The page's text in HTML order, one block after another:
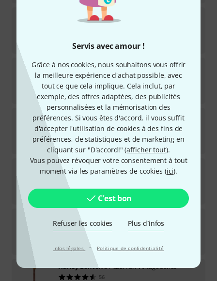
Servis avec amour !
Grâce à nos cookies, nous souhaitons vous offrir
la meilleure expérience d'achat possible, avec
tout ce que cela implique. Cela inclut, par
exemple, des offres adaptées, des publicités
personnalisées et la mémorisation des
préférences. Si vous êtes d'accord, il vous suffit
d'accepter l'utilisation de cookies à des fins de
préférences, de statistiques et de marketing en
cliquant sur "D'accord!" (afficher tout).
Vous pouvez révoquer votre consentement à tout
moment via les paramètres de cookies (ici).
C'est bon
Refuser les cookies Plus d´infos
Infos légales · Politique de confidentialité
GRX70QAL-TBB GIO
15
€
Harley BentonST-Modern HSS LH LPB
5
Disponible immédiatement
177€
Harley BentonST-Modern Plus HSS LH LPB
6
Disponible immédiatement
348 €
Harley Benton DC-200LH BK Student Series
Disponible rapidement (2 à 5 jours)
Harley Benton
6
Disponible immédiatement
177€
Harley BentonST-62LH BK Vintage Series
56